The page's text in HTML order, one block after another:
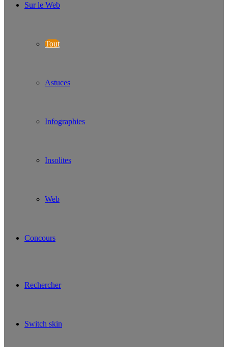
Sur le Web
Tout
Astuces
Infographies
Insolites
Web
Concours
Rechercher
Switch skin